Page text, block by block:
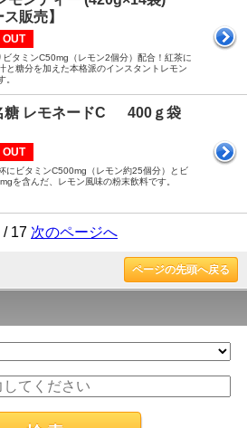
ス販売】
OUT
ビタミンC50mg（レモン2個分）配合！紅茶に
と糖分を加えた本格派のインスタントレモン
。
糖 レモネードC 400ｇ袋
OUT
にビタミンC500mg（レモン約25個分）とビ
を含んだ、レモン風味の粉末飲料です。
/ 17 次のページへ
ページの先頭へ戻る